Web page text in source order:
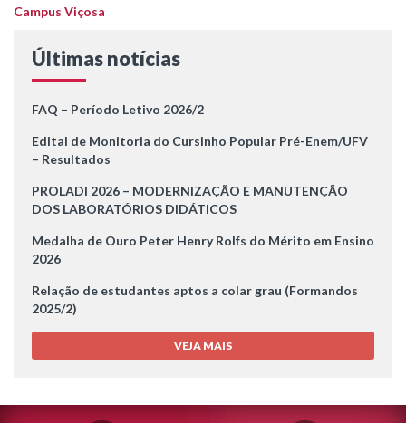
Campus Viçosa
Últimas notícias
FAQ – Período Letivo 2026/2
Edital de Monitoria do Cursinho Popular Pré-Enem/UFV
– Resultados
PROLADI 2026 – MODERNIZAÇÃO E MANUTENÇÃO
DOS LABORATÓRIOS DIDÁTICOS
Medalha de Ouro Peter Henry Rolfs do Mérito em Ensino
2026
Relação de estudantes aptos a colar grau (Formandos
2025/2)
VEJA MAIS